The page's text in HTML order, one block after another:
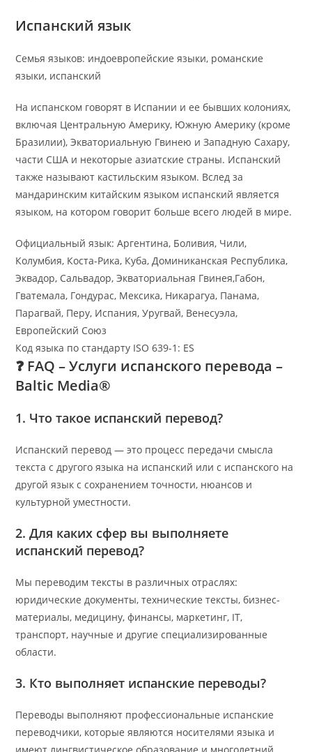
Испанский язык
Семья языков: индоевропейские языки, романские
языки, испанский
На испанском говорят в Испании и ее бывших колониях,
включая Центральную Америку, Южную Америку (кроме
Бразилии), Экваториальную Гвинею и Западную Сахару,
части США и некоторые азиатские страны. Испанский
также называют кастильским языком. Вслед за
мандаринским китайским языком испанский является
языком, на котором говорит больше всего людей в мире.
Официальный язык: Аргентина, Боливия, Чили,
Колумбия, Коста-Рика, Куба, Доминиканская Республика,
Эквадор, Сальвадор, Экваториальная Гвинея,Габон,
Гватемала, Гондурас, Мексика, Никарагуа, Панама,
Парагвай, Перу, Испания, Уругвай, Венесуэла,
Европейский Союз
Код языка по стандарту ISO 639-1: ES
❓ FAQ – Услуги испанского перевода –
Baltic Media®
1. Что такое испанский перевод?
Испанский перевод — это процесс передачи смысла
текста с другого языка на испанский или с испанского на
другой язык с сохранением точности, нюансов и
культурной уместности.
2. Для каких сфер вы выполняете
испанский перевод?
Мы переводим тексты в различных отраслях:
юридические документы, технические тексты, бизнес-
материалы, медицину, финансы, маркетинг, IT,
транспорт, научные и другие специализированные
области.
3. Кто выполняет испанские переводы?
Переводы выполняют профессиональные испанские
переводчики, которые являются носителями языка и